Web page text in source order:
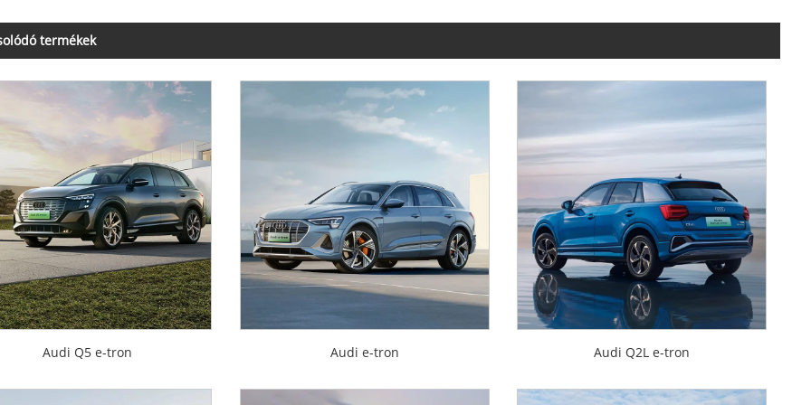
termékek
Audi Q5 e-tron Audi e-tron Audi Q2L e-tron